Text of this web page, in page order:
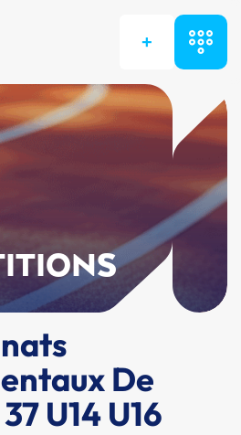
+
De
U14 U16